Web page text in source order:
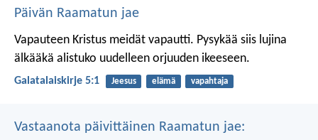
Päivän Raamatun jae
Vapauteen Kristus meidät vapautti. Pysykää siis lujina
älkääkä alistuko uudelleen orjuuden ikeeseen.
Galatalaiskirje 5:1 Jeesus elämä vapahtaja
Vastaanota päivittäinen Raamatun jae: